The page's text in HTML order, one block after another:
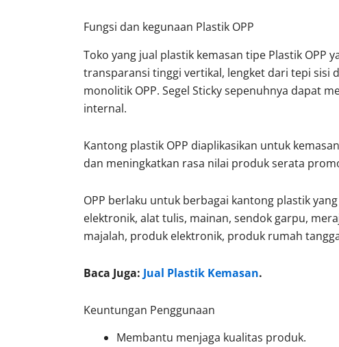
Fungsi dan kegunaan Plastik OPP
Toko yang jual plastik kemasan tipe Plastik OPP
transparansi tinggi vertikal, lengket dari tepi sisi
monolitik OPP. Segel Sticky sepenuhnya dapat
internal.
Kantong plastik OPP diaplikasikan untuk
dan meningkatkan rasa nilai produk serata
OPP berlaku untuk berbagai kantong plastik
elektronik, alat tulis, mainan, sendok garpu,
majalah, produk elektronik, produk rumah
Baca Juga: Jual Plastik Kemasan.
Keuntungan Penggunaan
Membantu menjaga kualitas produk.